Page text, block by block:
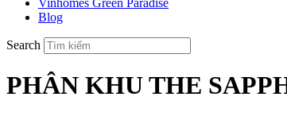
Vinhomes Green Paradise
Blog
Search
PHÂN KHU THE